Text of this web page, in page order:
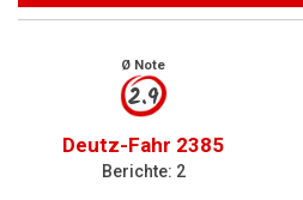
Ø Note
2.9
Deutz-Fahr 2385
Berichte: 2